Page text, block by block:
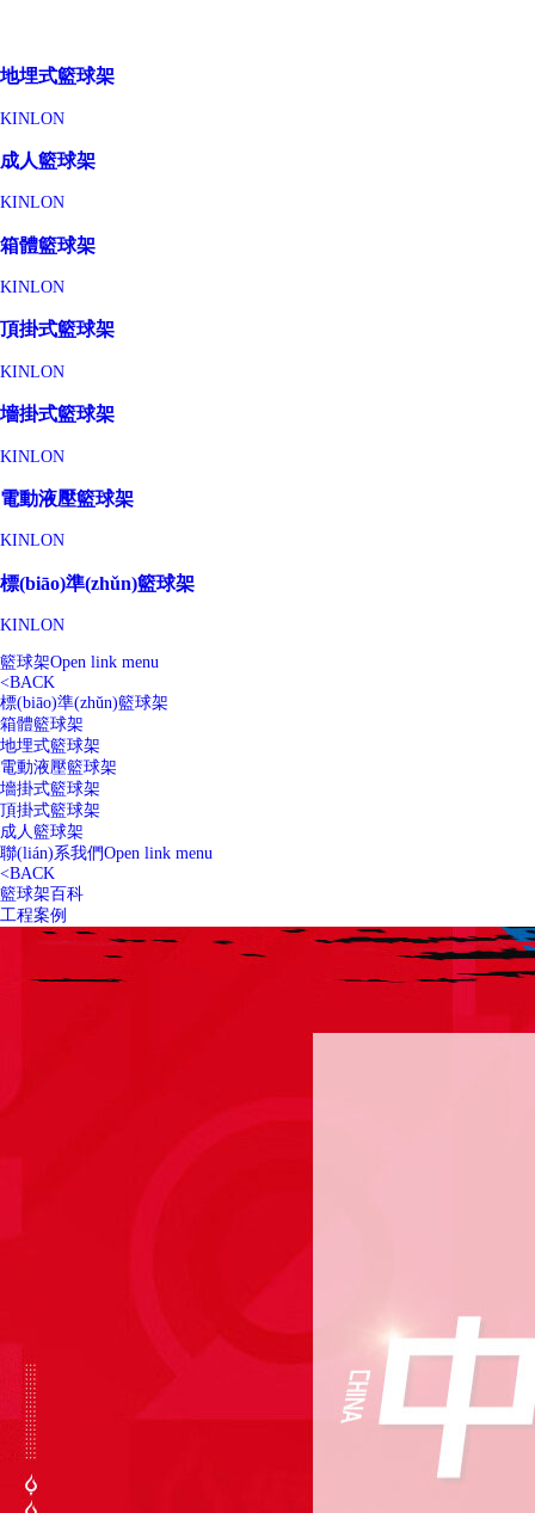
地埋式籃球架
KINLON
成人籃球架
KINLON
箱體籃球架
KINLON
頂掛式籃球架
KINLON
墻掛式籃球架
KINLON
電動液壓籃球架
KINLON
標(biāo)準(zhǔn)籃球架
KINLON
籃球架Open link menu
<BACK
標(biāo)準(zhǔn)籃球架
箱體籃球架
地埋式籃球架
電動液壓籃球架
墻掛式籃球架
頂掛式籃球架
成人籃球架
聯(lián)系我們Open link menu
<BACK
籃球架百科
工程案例